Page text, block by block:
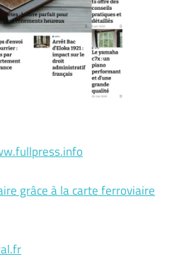
grâce à la carte ferroviaire